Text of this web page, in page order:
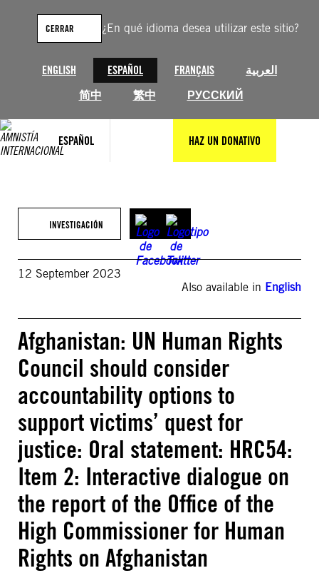
¿En qué idioma desea utilizar este sitio?
ENGLISH ESPAÑOL FRANÇAIS
العربية
简中
繁中 РУССКИЙ
CERRAR
ESPAÑOL HAZ UN DONATIVO
contenido
INVESTIGACIÓN
12 September 2023
Also available in English
Afghanistan: UN Human Rights
Council should consider
accountability options to
support victims’ quest for
justice: Oral statement: HRC54:
Item 2: Interactive dialogue on
the report of the Office of the
High Commissioner for Human
Rights on Afghanistan